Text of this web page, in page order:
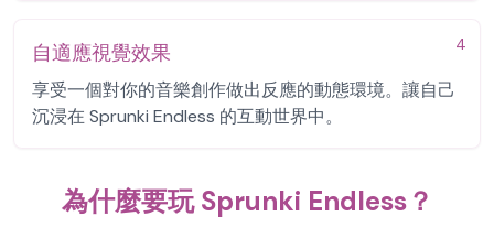
4
自適應視覺效果
享受一個對你的音樂創作做出反應的動態環境。讓自己
沉浸在 Sprunki Endless 的互動世界中。
為什麼要玩 Sprunki Endless？